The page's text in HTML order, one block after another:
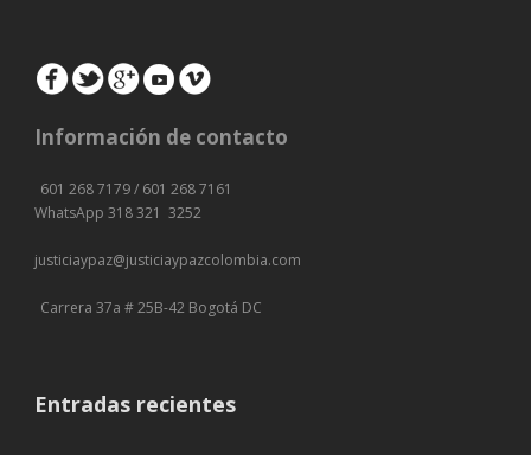
Información de contacto
601 268 7179 / 601 268 7161
WhatsApp 318 321 3252
justiciaypaz@justiciaypazcolombia.com
Carrera 37a # 25B-42 Bogotá DC
Entradas recientes